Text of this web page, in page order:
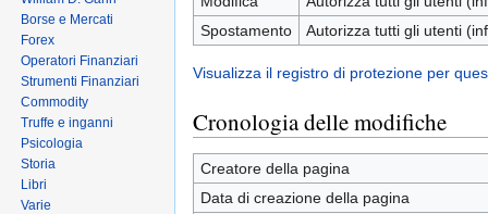
Spostamento
Autorizza tutti gli utenti
Visualizza il registro di protezione per
Cronologia delle modifiche
Creatore della pagina
Data di creazione della pagina
Borse e Mercati
Forex
Operatori Finanziari
Strumenti Finanziari
Commodity
Truffe e inganni
Psicologia
Storia
Libri
Varie